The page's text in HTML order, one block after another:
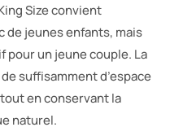
Size convient
de jeunes enfants, mais
pour un jeune couple. La
suffisamment d’espace
en conservant la
naturel.